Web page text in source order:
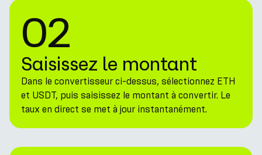
02
Saisissez le montant
Dans le convertisseur ci-dessus, sélectionnez ETH
et USDT, puis saisissez le montant à convertir. Le
taux en direct se met à jour instantanément.